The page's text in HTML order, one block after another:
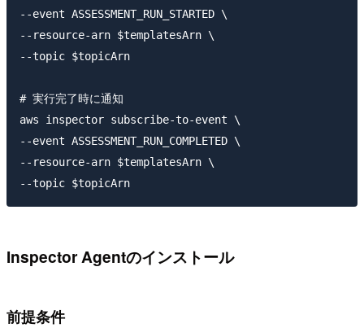
--event ASSESSMENT_RUN_STARTED \
--resource-arn $templatesArn \
--topic $topicArn
# 実行完了時に通知
aws inspector subscribe-to-event \
--event ASSESSMENT_RUN_COMPLETED \
--resource-arn $templatesArn \
Inspector Agentのインストール
前提条件